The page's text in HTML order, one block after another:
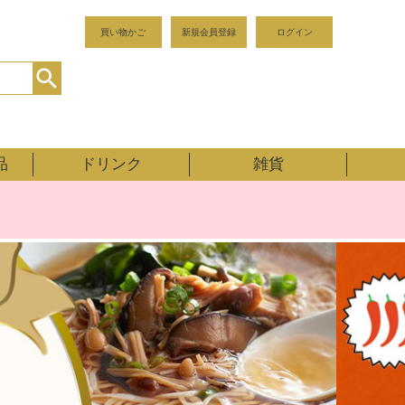
買い物かご 新規会員登録 ログイン
ドリンク 雑貨